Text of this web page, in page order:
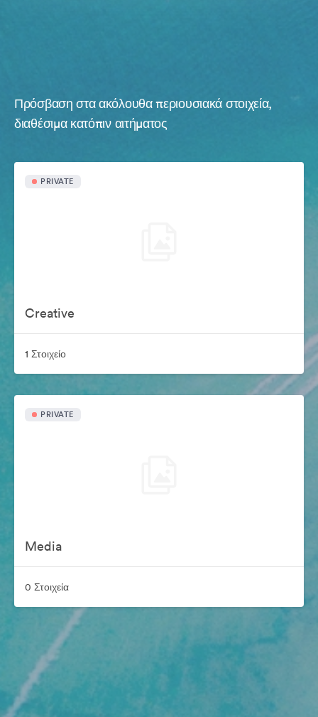
Πρόσβαση στα ακόλουθα περιουσιακά στοιχεία,
διαθέσιμα κατόπιν αιτήματος
PRIVATE
Creative
1 Στοιχείο
PRIVATE
Media
0 Στοιχεία